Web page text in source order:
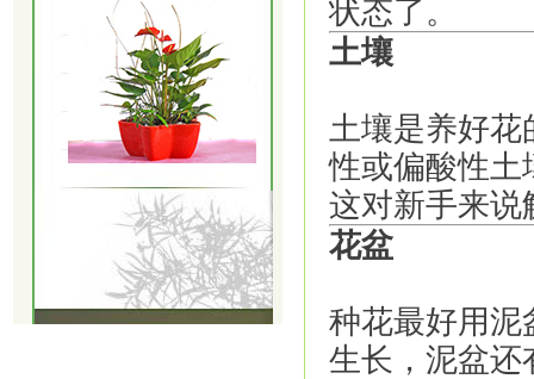
状态了。
土壤
土壤是养好花
性或偏酸性土
这对新手来说
花盆
种花最好用泥
生长，泥盆还